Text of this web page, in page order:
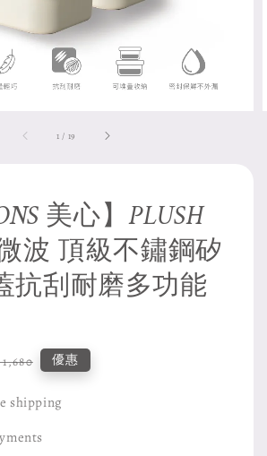
1 / 19
美心】PLUSH
波 頂級不鏽鋼矽
抗刮耐磨多功能
優惠
shipping